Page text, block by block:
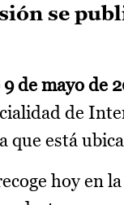
se
de mayo de
de
que está
hoy en